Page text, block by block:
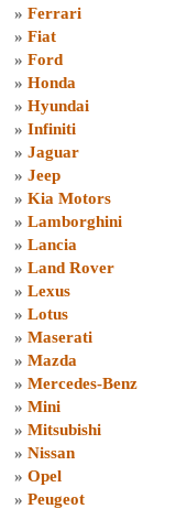
» Ferrari
» Fiat
» Ford
» Honda
» Hyundai
» Infiniti
» Jaguar
» Jeep
» Kia Motors
» Lamborghini
» Lancia
» Land Rover
» Lexus
» Lotus
» Maserati
» Mazda
» Mercedes-Benz
» Mini
» Mitsubishi
» Nissan
» Opel
» Peugeot